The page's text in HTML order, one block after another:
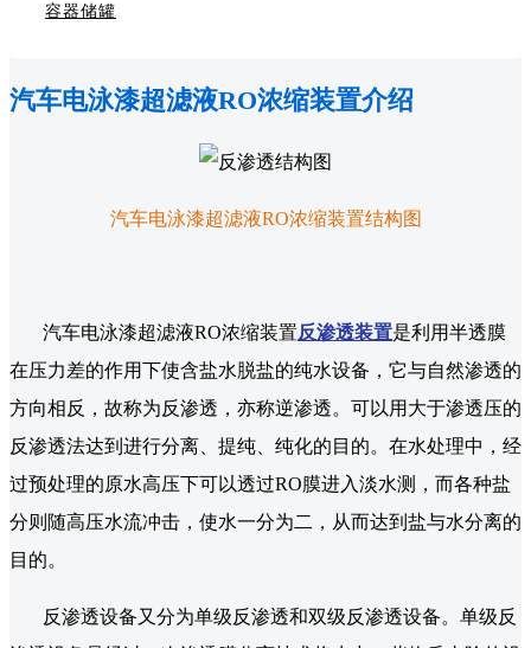
容器储罐
汽车电泳漆超滤液RO浓缩装置介绍
汽车电泳漆超滤液RO浓缩装置结构图
汽车电泳漆超滤液RO浓缩装置反渗透装置是利用半透膜
在压力差的作用下使含盐水脱盐的纯水设备，它与自然渗透的
方向相反，故称为反渗透，亦称逆渗透。可以用大于渗透压的
反渗透法达到进行分离、提纯、纯化的目的。在水处理中，经
过预处理的原水高压下可以透过RO膜进入淡水测，而各种盐
分则随高压水流冲击，使水一分为二，从而达到盐与水分离的
目的。
反渗透设备又分为单级反渗透和双级反渗透设备。单级反